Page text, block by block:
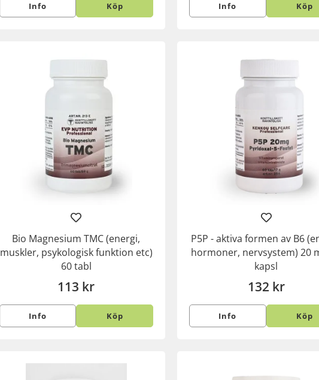
Info Köp Info Köp
Bio Magnesium TMC (energi,
muskler, psykologisk funktion etc)
60 tabl
113 kr
Info Köp
P5P - aktiva formen av B6
hormoner, nervsystem) 20
kapsl
132 kr
Info Köp